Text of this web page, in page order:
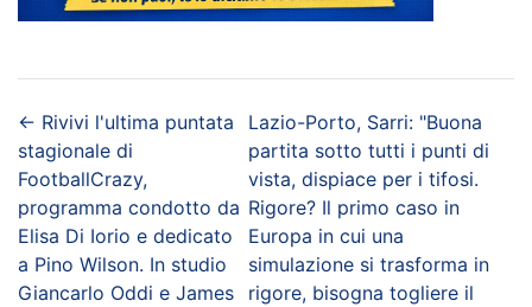
← Rivivi l'ultima puntata
stagionale di
FootballCrazy,
programma condotto da
Elisa Di Iorio e dedicato
a Pino Wilson. In studio
Giancarlo Oddi e James
Lazio-Porto, Sarri: "Buona
partita sotto tutti i punti di
vista, dispiace per i tifosi.
Rigore? Il primo caso in
Europa in cui una
simulazione si trasforma in
rigore, bisogna togliere il